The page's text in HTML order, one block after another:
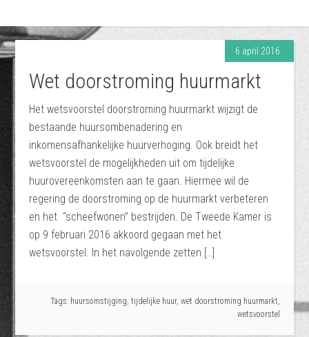
6 april 2016
Wet doorstroming huurmarkt
Het wetsvoorstel doorstroming huurmarkt wijzigt de
bestaande huursombenadering en
inkomensafhankelijke huurverhoging. Ook breidt het
wetsvoorstel de mogelijkheden uit om tijdelijke
huurovereenkomsten aan te gaan. Hiermee wil de
regering de doorstroming op de huurmarkt verbeteren
en het “scheefwonen” bestrijden. De Tweede Kamer is
op 9 februari 2016 akkoord gegaan met het
wetsvoorstel. In het navolgende zetten […]
Tags: huursomstijging, tijdelijke huur, wet doorstroming huurmarkt,
wetsvoorstel